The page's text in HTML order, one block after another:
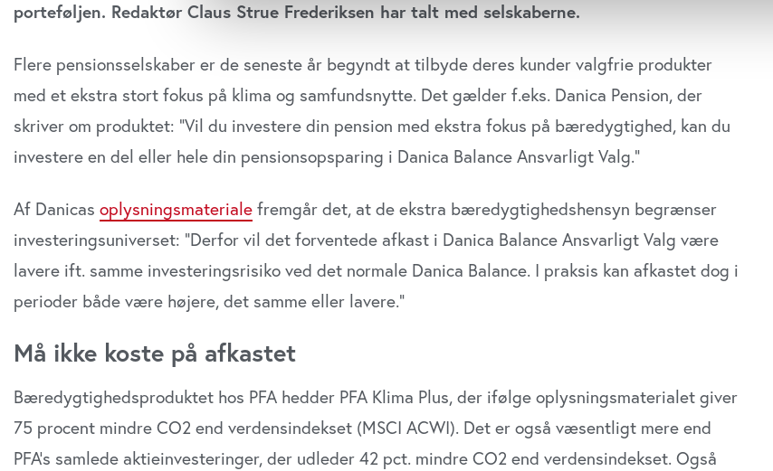
Vi bruger cookies til at tilpasse vores indhold og annoncer, til at vise dig funktioner til
vores trafik. Vi deler også oplysninger om din brug af vores website med vores
annonceringspartnere og analysepartnere. Vores partnere kan kombinere disse data
dem, eller som de har indsamlet fra din brug af deres tjenester. Du samtykker til
anvende vores hjemmeside.
porteføljen. Redaktør Claus Strue Frederiksen har talt med selskaberne.
Flere pensionsselskaber er de seneste år begyndt at tilbyde deres kunder valgfrie produkter
med et ekstra stort fokus på klima og samfundsnytte. Det gælder f.eks. Danica Pension, der
skriver om produktet: ”Vil du investere din pension med ekstra fokus på bæredygtighed, kan du
investere en del eller hele din pensionsopsparing i Danica Balance Ansvarligt Valg.”
Af Danicas oplysningsmateriale fremgår det, at de ekstra bæredygtighedshensyn begrænser
investeringsuniverset: ”Derfor vil det forventede afkast i Danica Balance Ansvarligt Valg være
lavere ift. samme investeringsrisiko ved det normale Danica Balance. I praksis kan afkastet dog i
perioder både være højere, det samme eller lavere.”
Må ikke koste på afkastet
Bæredygtighedsproduktet hos PFA hedder PFA Klima Plus, der ifølge oplysningsmaterialet giver
75 procent mindre CO2 end verdensindekset (MSCI ACWI). Det er også væsentligt mere end
PFA’s samlede aktieinvesteringer, der udleder 42 pct. mindre CO2 end verdensindekset. Også